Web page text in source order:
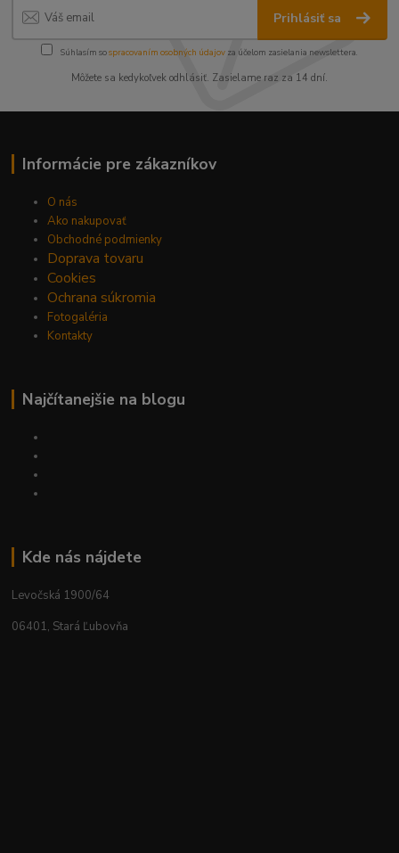
Prihlásiť sa
Súhlasím sospracovaním osobných údajov za účelom zasielania newslettera.
Môžete sa kedykoľvek odhlásiť. Zasielame raz za 14 dní.
Informácie pre zákazníkov
O nás
Ako nakupovať
Obchodné podmienky
Doprava tovaru
Cookies
Ochrana súkromia
Fotogaléria
Kontakty
Najčítanejšie na blogu
Kde nás nájdete
Levočská 1900/64
06401, Stará Ľubovňa